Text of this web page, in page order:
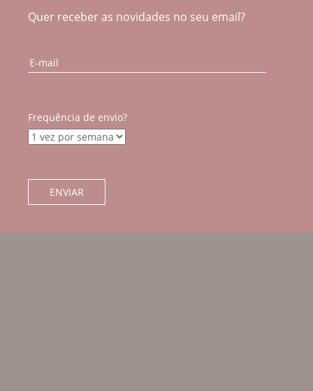
Quer receber as novidades no seu email?
Frequência de envio?